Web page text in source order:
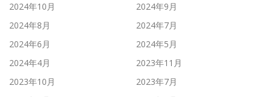
2024年10月
2024年9月
2024年8月
2024年7月
2024年6月
2024年5月
2024年4月
2023年11月
2023年10月
2023年7月